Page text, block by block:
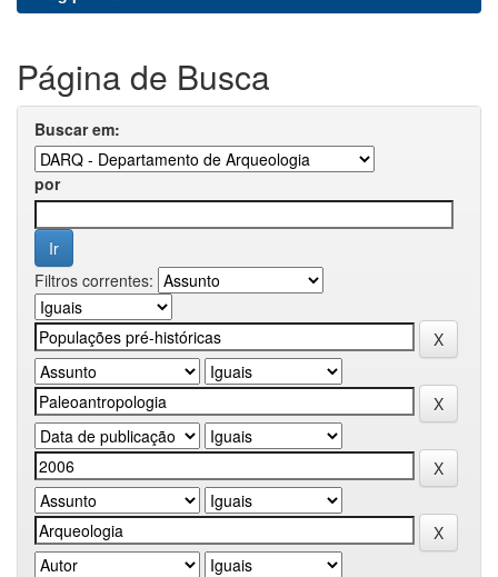
Página de Busca
Buscar em:
por
Filtros correntes: